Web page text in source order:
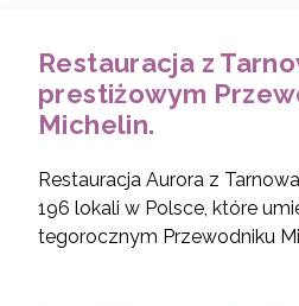
Restauracja z
prestiżowym
Michelin.
Restauracja Aurora z
196 lokali w Polsce, które
tegorocznym Przewodniku